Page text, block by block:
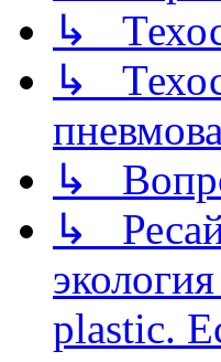
↳
↳
↳
↳
plastic.